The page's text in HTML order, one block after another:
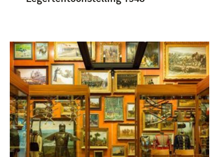
strijdkrachten (Polen) (3)